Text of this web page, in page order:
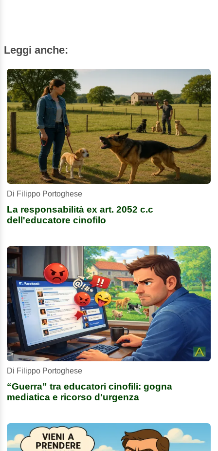
Leggi anche:
Di Filippo Portoghese
La responsabilità ex art. 2052 c.c
dell'educatore cinofilo
Di Filippo Portoghese
“Guerra” tra educatori cinofili: gogna
mediatica e ricorso d'urgenza